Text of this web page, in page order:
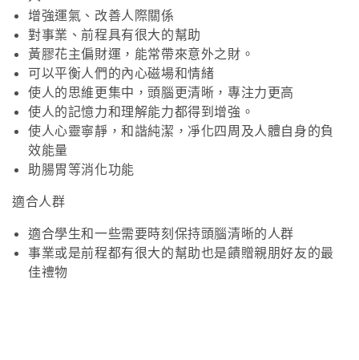
增強運氣、改善人際關係
對事業、前程具有很大的幫助
黃膠花主偏財運，能常帶來意外之財。
可以平衡人們的內心磁場和情緒
使人的思維更集中，頭腦更清晰，專注力更高
使人的記憶力和理解能力都得到增強。
使人心靈寧靜，和諧純潔，凈化四周及人體自身的負
效能量
助腸胃等消化功能
適合人群
適合學生和一些需要時刻保持頭腦清晰的人群
事業或是前程都有很大的幫助也是饋贈親朋好友的最
佳禮物